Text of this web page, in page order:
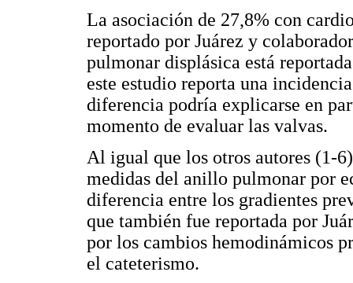
La asociación de 27,8% con
reportado por Juárez y
pulmonar displásica está
este estudio reporta una
diferencia podría explicarse en
momento de evaluar las valvas.
Al igual que los otros autores (1-
medidas del anillo pulmonar por
diferencia entre los gradientes
que también fue reportada por
por los cambios hemodinámicos
el cateterismo.